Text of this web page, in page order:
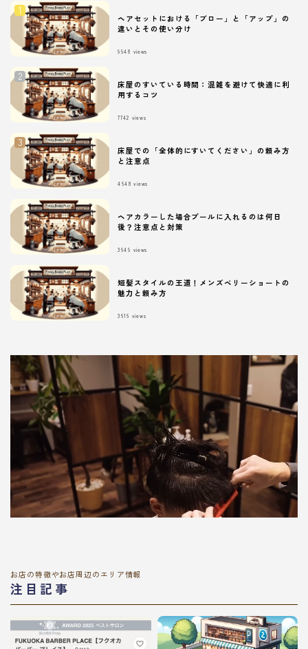
ヘアセットにおける「ブロー」と「アップ」の
違いとその使い分け
9948 views
床屋のすいている時間：混雑を避けて快適に利
用するコツ
7742 views
床屋での「全体的にすいてください」の頼み方
と注意点
4648 views
ヘアカラーした場合プールに入れるのは何日
後？注意点と対策
3649 views
短髪スタイルの王道！メンズベリーショートの
魅力と頼み方
3616 views
お店の特徴やお店周辺のエリア情報
注目記事